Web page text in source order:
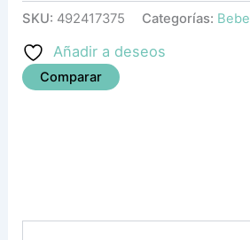
SKU: 492417375 Categorías: Bebe
Añadir a deseos
Comparar